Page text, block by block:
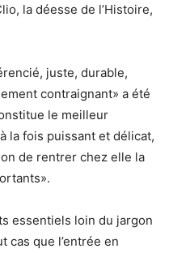
la déesse de l’Histoire,
juste, durable,
contraignant» a été
le meilleur
la fois puissant et délicat,
de rentrer chez elle la
essentiels loin du jargon
cas que l’entrée en